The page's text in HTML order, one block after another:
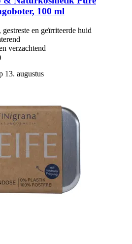
100 ml
en geïrriteerde huid
verzachtend
13. augustus